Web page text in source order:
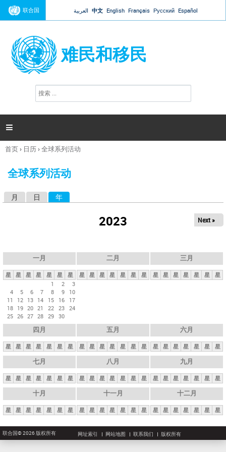
Jump to navigation
联合国 العربية 中文 English Français Русский Español
难民和移民
搜
索

你
这
首页› 日历›全球系列活动
全球系列活动
月 日 年
2023 Next »
一月
星 星 星 星 星 星
星
1
2
3
4
5 6 7 8 9
10
11
12 13 14 15 16
17
18 19 20 21 22 23 24
25 26 27 28 29 30
二月
星 星 星 星 星 星 星
三月
星 星 星 星 星 星 星
四月
星 星 星 星 星 星 星
五月
星 星 星 星 星 星 星
六月
星 星 星 星 星 星 星
七月
星 星 星 星 星 星 星
八月
星 星 星 星 星 星 星
九月
星 星 星 星 星 星 星
十月
星 星 星 星 星 星 星
十一月
星 星 星 星 星 星 星
十二月
星 星 星 星 星 星 星
联合国© 2026 版权所有 网址索引 网站地图 联系我们 版权所有